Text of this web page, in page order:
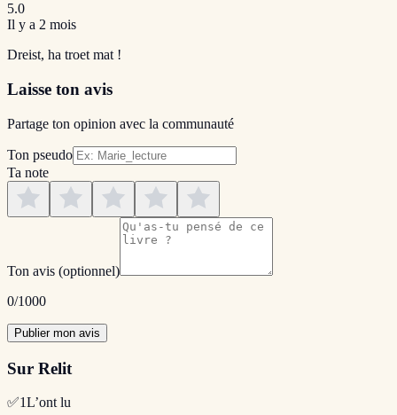
5.0
Il y a 2 mois
Dreist, ha troet mat !
Laisse ton avis
Partage ton opinion avec la communauté
Ton pseudo
Ta note
Ton avis (optionnel)
0/1000
Publier mon avis
Sur Relit
✅1L’ont lu